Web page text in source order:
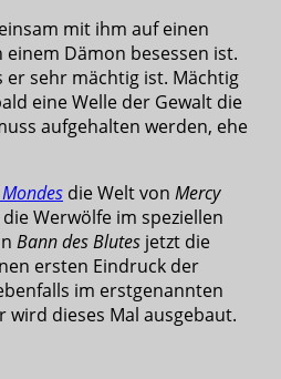
mit ihm auf einen
Dämon besessen ist.
er sehr mächtig ist. Mächtig
eine Welle der Gewalt die
aufgehalten werden, ehe
die Welt von Mercy
Werwölfe im speziellen
Bann des Blutes jetzt die
ersten Eindruck der
im erstgenannten
wird dieses Mal ausgebaut.